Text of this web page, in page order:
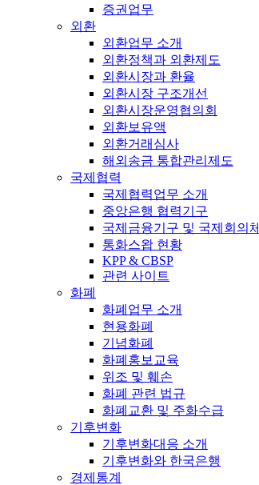
증권업무
외환
외환업무 소개
외환정책과 외환제도
외환시장과 환율
외환시장 구조개선
외환시장운영협의회
외환보유액
외환거래심사
해외송금 통합관리제도
국제협력
국제협력업무 소개
중앙은행 협력기구
국제금융기구 및 국제회의체
통화스왑 현황
KPP & CBSP
관련 사이트
화폐
화폐업무 소개
현용화폐
기념화폐
화폐홍보교육
위조 및 훼손
화폐 관련 법규
화폐교환 및 주화수급
기후변화
기후변화대응 소개
기후변화와 한국은행
경제통계